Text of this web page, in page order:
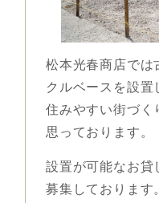
松本光春商店では
クルベースを設置
住みやすい街づく
思っております。
設置が可能なお貸
募集しております